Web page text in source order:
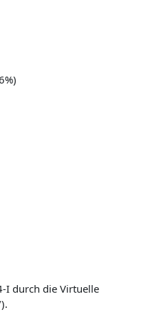
I durch die Virtuelle